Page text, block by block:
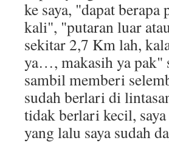
ke saya, "dapat
kali", "putaran luar
sekitar 2,7 Km lah,
ya…, makasih ya pak"
sambil memberi
sudah berlari di
tidak berlari kecil,
yang lalu saya sudah